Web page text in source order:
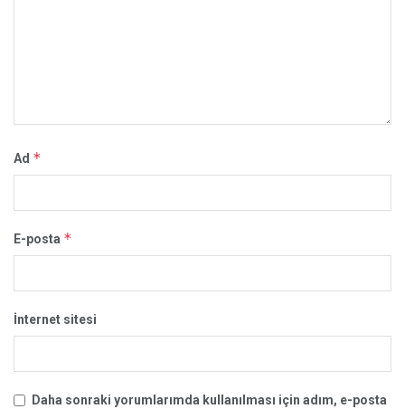
Ad *
E-posta *
İnternet sitesi
Daha sonraki yorumlarımda kullanılması için adım, e-posta